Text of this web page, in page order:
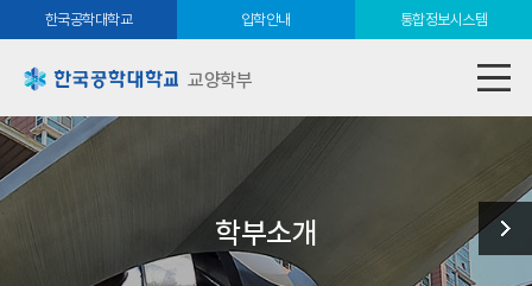
한국공학대학교 입학안내 통합정보시스템
교양학부
학부소개